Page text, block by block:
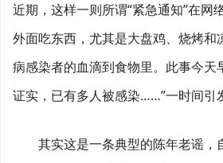
近期，这样一则所谓“紧急通知”在网
外面吃东西，尤其是大盘鸡、烧烤
病感染者的血滴到食物里。此事今天
证实，已有多人被感染……”一时间引
其实这是一条典型的陈年老谣，